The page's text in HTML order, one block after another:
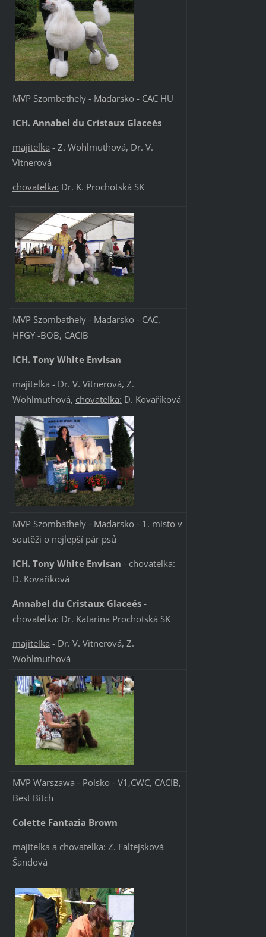
MVP Szombathely - Maďarsko - CAC HU
ICH. Annabel du Cristaux Glaceés
majitelka - Z. Wohlmuthová, Dr. V.
Vitnerová
chovatelka: Dr. K. Prochotská SK
MVP Szombathely - Maďarsko - CAC,
HFGY -BOB, CACIB
ICH. Tony White Envisan
majitelka - Dr. V. Vitnerová, Z.
Wohlmuthová, chovatelka: D. Kovaříková
MVP Szombathely - Maďarsko - 1. místo v
soutěži o nejlepší pár psů
ICH. Tony White Envisan - chovatelka:
D. Kovaříková
Annabel du Cristaux Glaceés -
chovatelka: Dr. Katarína Prochotská SK
majitelka - Dr. V. Vitnerová, Z.
Wohlmuthová
MVP Warszawa - Polsko - V1,CWC, CACIB,
Best Bitch
Colette Fantazia Brown
majitelka a chovatelka: Z. Faltejsková
Šandová